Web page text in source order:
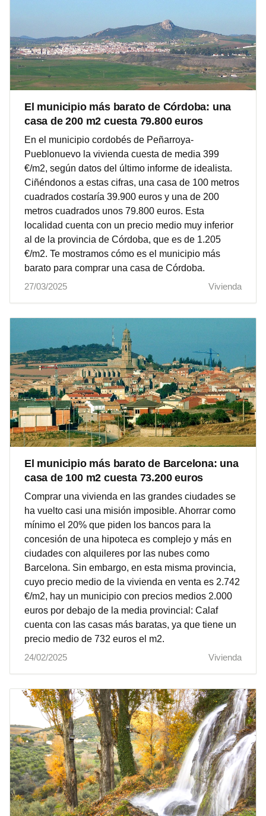
El municipio más barato de Córdoba: una
casa de 200 m2 cuesta 79.800 euros
En el municipio cordobés de Peñarroya-
Pueblonuevo la vivienda cuesta de media 399
€/m2, según datos del último informe de idealista.
Ciñéndonos a estas cifras, una casa de 100 metros
cuadrados costaría 39.900 euros y una de 200
metros cuadrados unos 79.800 euros. Esta
localidad cuenta con un precio medio muy inferior
al de la provincia de Córdoba, que es de 1.205
€/m2. Te mostramos cómo es el municipio más
barato para comprar una casa de Córdoba.
27/03/2025
Vivienda
El municipio más barato de Barcelona: una
casa de 100 m2 cuesta 73.200 euros
Comprar una vivienda en las grandes ciudades se
ha vuelto casi una misión imposible. Ahorrar como
mínimo el 20% que piden los bancos para la
concesión de una hipoteca es complejo y más en
ciudades con alquileres por las nubes como
Barcelona. Sin embargo, en esta misma provincia,
cuyo precio medio de la vivienda en venta es 2.742
€/m2, hay un municipio con precios medios 2.000
euros por debajo de la media provincial: Calaf
cuenta con las casas más baratas, ya que tiene un
precio medio de 732 euros el m2.
24/02/2025
Vivienda